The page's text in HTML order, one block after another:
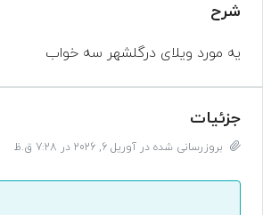
شرح
یه مورد ویلای درگلشهر سه خواب
جزئیات
بروزرسانی شده در آوریل 6, 2026 در 7:28 ق.ظ